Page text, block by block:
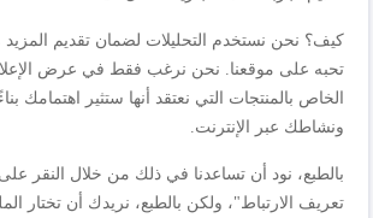
طهي صحي | آمن | صنع في
G2660732
G2663012
-26%
كيف؟ نحن نستخدم التحليلات لضمان تقديم
تحبه على موقعنا. نحن نرغب فقط في عرض
الخاص بالمنتجات التي نعتقد أنها ستثير اهتمامك
ونشاطك عبر الإنترنت.
بالطبع، نود أن تساعدنا في ذلك من خلال النقر
تعريف الارتباط"، ولكن بالطبع، نريدك أن تختار